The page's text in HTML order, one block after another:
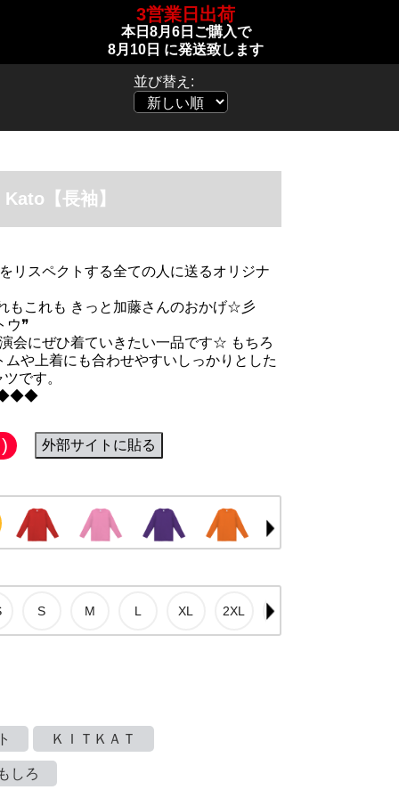
3営業日出荷
本日 8月6日 ご購入で
8月10日 に発送致します
並び替え:
【長袖】
リスペクトする全ての人に送るオリジナ
もこれも きっと加藤さんのおかげ☆彡
ウ❞
会にぜひ着ていきたい一品です☆ もちろ
ムや上着にも合わせやすいしっかりとした
ツです。
◆◆◆
外部サイトに貼る
ＫＩＴＫＡＴ
しろ